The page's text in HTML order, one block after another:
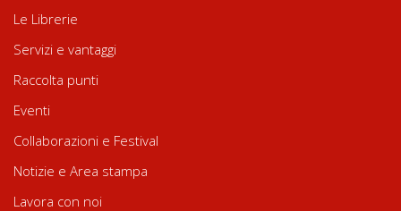
Le Librerie
Servizi e vantaggi
Raccolta punti
Eventi
Collaborazioni e Festival
Notizie e Area stampa
Lavora con noi